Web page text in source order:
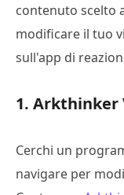
contenuto scelto
modificare il tuo
sull'app di
1. Arkthinker
Cerchi un
navigare per